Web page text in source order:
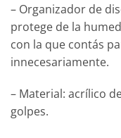
– Organizador de
protege de la
con la que contás
innecesariamente.
– Material: acrílico
golpes.